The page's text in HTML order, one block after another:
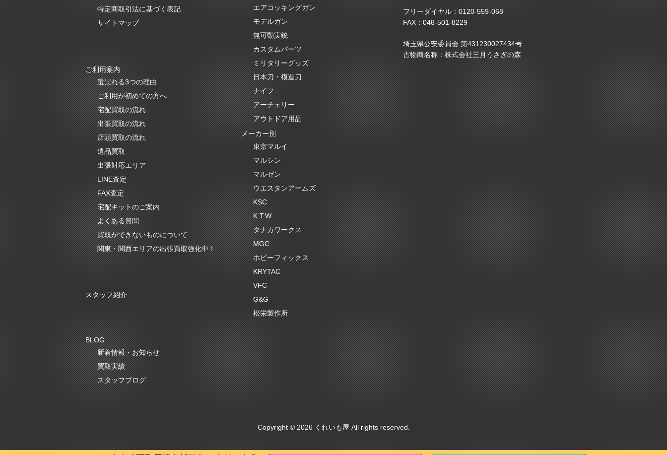
かんたんLINE相談
お申込みフォーム
特定商取引法に基づく表記
サイトマップ
エアコッキングガン
モデルガン
無可動実銃
カスタムパーツ
ミリタリーグッズ
日本刀・模造刀
ナイフ
アーチェリー
アウトドア用品
メーカー別
東京マルイ
マルシン
マルゼン
ウエスタンアームズ
KSC
K.T.W
タナカワークス
MGC
ホビーフィックス
KRYTAC
VFC
G&G
松栄製作所
ご利用案内
選ばれる3つの理由
ご利用が初めての方へ
宅配買取の流れ
出張買取の流れ
店頭買取の流れ
遺品買取
出張対応エリア
LINE査定
FAX査定
宅配キットのご案内
よくある質問
買取ができないものについて
関東・関西エリアの出張買取強化中！
スタッフ紹介
BLOG
新着情報・お知らせ
買取実績
スタッフブログ
フリーダイヤル：0120-559-068
FAX：048-501-8229
埼玉県公安委員会 第431230027434号
古物商名称：株式会社三月うさぎの森
Copyright © 2026 くれいも屋 All rights reserved.